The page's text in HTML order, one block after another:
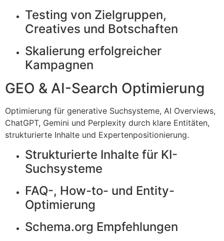
Testing von Zielgruppen,
Creatives und Botschaften
Skalierung erfolgreicher
Kampagnen
GEO & AI-Search Optimierung
Optimierung für generative Suchsysteme, AI Overviews,
ChatGPT, Gemini und Perplexity durch klare Entitäten,
strukturierte Inhalte und Expertenpositionierung.
Strukturierte Inhalte für KI-
Suchsysteme
FAQ-, How-to- und Entity-
Optimierung
Schema.org Empfehlungen